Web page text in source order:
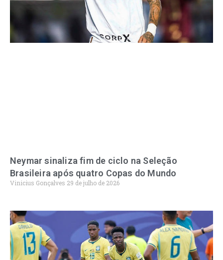
Neymar sinaliza fim de ciclo na Seleção
Brasileira após quatro Copas do Mundo
Vinicius Gonçalves 29 de julho de 2026